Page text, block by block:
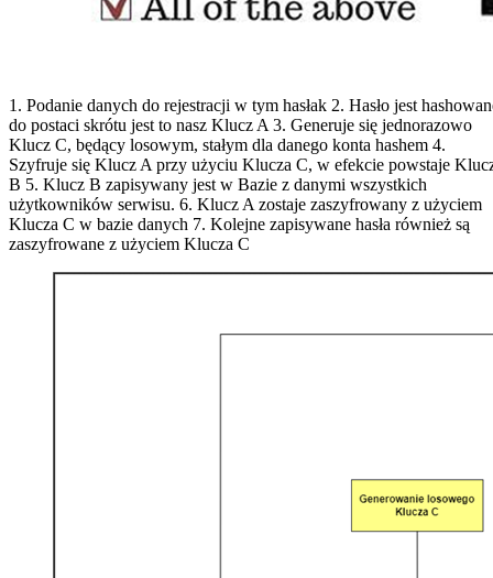
1. Podanie danych do rejestracji w tym hasłak 2. Hasło jest
do postaci skrótu jest to nasz Klucz A 3. Generuje się jednorazowo
Klucz C, będący losowym, stałym dla danego konta hashem 4.
Szyfruje się Klucz A przy użyciu Klucza C, w efekcie powstaje
B 5. Klucz B zapisywany jest w Bazie z danymi wszystkich
użytkowników serwisu. 6. Klucz A zostaje zaszyfrowany z użyciem
Klucza C w bazie danych 7. Kolejne zapisywane hasła również są
zaszyfrowane z użyciem Klucza C